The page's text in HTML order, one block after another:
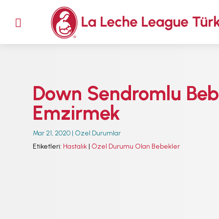

ANA SAYFA
EMZİRME
SORUNLARI
AŞMAK
DÖNEMLERİ
Down Sendromlu
Emzirmek
Mar 21, 2020 | Özel Durumlar
Etiketleri: Hastalık | Özel Durumu Olan Bebekler